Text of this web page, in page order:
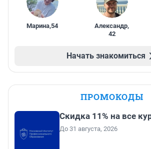
Марина,54 Александр,
42
Начать знакомиться
ПРОМОКОДЫ
Скидка 11% на все
До 31 августа, 2026